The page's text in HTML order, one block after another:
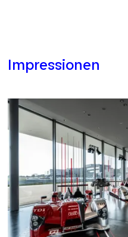
Impressionen